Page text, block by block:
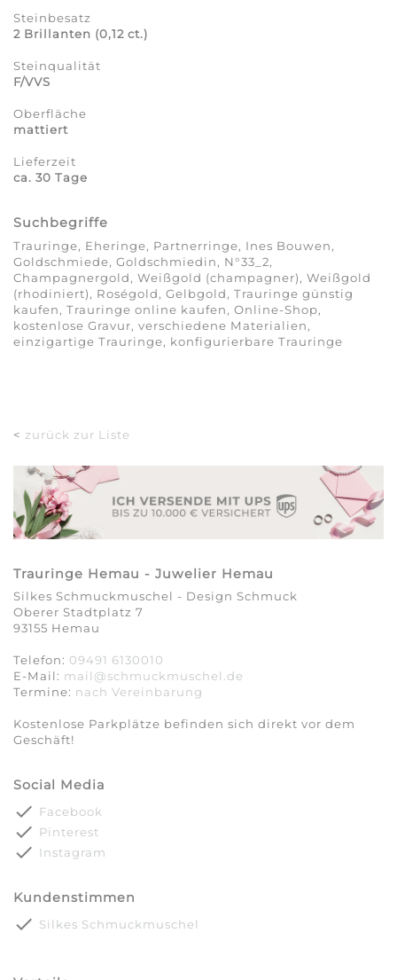
Steinbesatz
2 Brillanten (0,12 ct.)
Steinqualität
F/VVS
Oberfläche
mattiert
Lieferzeit
ca. 30 Tage
Suchbegriffe
Trauringe, Eheringe, Partnerringe, Ines Bouwen,
Goldschmiede, Goldschmiedin, N°33_2,
Champagnergold, Weißgold (champagner), Weißgold
(rhodiniert), Roségold, Gelbgold, Trauringe günstig
kaufen, Trauringe online kaufen, Online-Shop,
kostenlose Gravur, verschiedene Materialien,
einzigartige Trauringe, konfigurierbare Trauringe
< zurück zur Liste
Trauringe Hemau - Juwelier Hemau
Silkes Schmuckmuschel - Design Schmuck
Oberer Stadtplatz 7
93155 Hemau
Telefon: 09491 6130010
E-Mail: mail@schmuckmuschel.de
Termine: nach Vereinbarung​​​​​​​
Kostenlose Parkplätze befinden sich direkt vor dem
Geschäft!
Social Media
done Facebook
done Pinterest
done Instagram
Kundenstimmen
done Silkes Schmuckmuschel